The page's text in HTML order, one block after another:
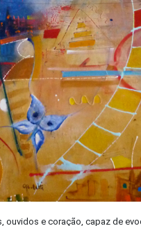
ouvidos e coração, capaz de